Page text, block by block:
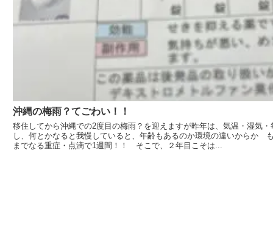
沖縄の梅雨？てごわい！！
移住してから沖縄での2度目の梅雨？を迎えますが昨年は、気温・湿気
し、何とかなると我慢していると、年齢もあるのか環境の違いからか
までなる重症・点滴で1週間！！ そこで、２年目こそは...